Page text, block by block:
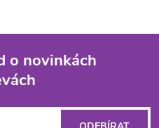
o novinkách